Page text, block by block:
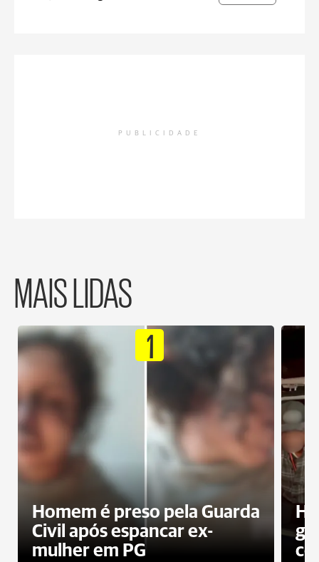
PUBLICIDADE
MAIS LIDAS
1
Homem é preso pela Guarda
Civil após espancar ex-
mulher em PG